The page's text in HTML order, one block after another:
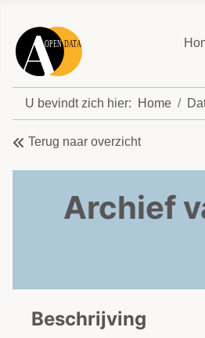
U bevindt zich hier: Home
Terug naar overzicht
Archief
Beschrijving